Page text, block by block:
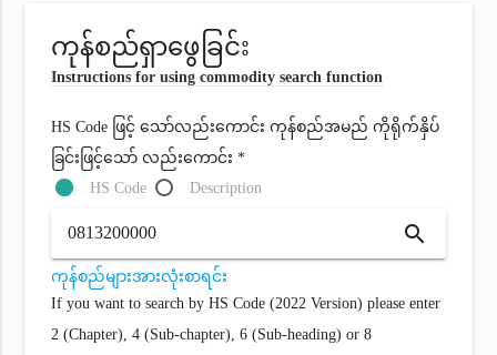
ကုန်စည်ရှာဖွေခြင်း
Instructions for using commodity search function
HS Code ဖြင့် သော်လည်းကောင်း ကုန်စည်အမည် ကိုရိုက်နှိပ်
ခြင်းဖြင့်သော် လည်းကောင်း *
HS Code
Description
search
ကုန်စည်များအားလုံးစာရင်း
If you want to search by HS Code (2022 Version) please enter
2 (Chapter), 4 (Sub-chapter), 6 (Sub-heading) or 8